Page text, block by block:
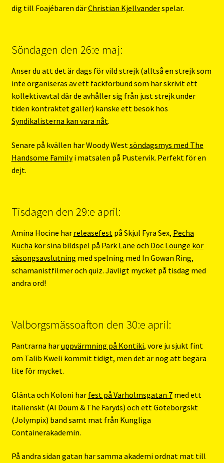
dig till Foajébaren därChristian Kjellvanderspelar.
Söndagen den 26:e maj:
Anser du att det är dags för vild strejk (alltså en strejk som
inte organiseras av ett fackförbund som har skrivit ett
kollektivavtal där de avhåller sig från just strejk under
tiden kontraktet gäller) kanske ett besök hos
Syndikalisterna kan vara nåt.
Senare på kvällen har Woody West söndagsmys med The
Handsome Familyi matsalen på Pustervik. Perfekt för en
dejt.
Tisdagen den 29:e april:
Amina Hocine har releasefest på Skjul Fyra Sex, Pecha
Kucha kör sina bildspel på Park Lane och Doc Lounge kör
säsongsavslutning med spelning med In Gowan Ring,
schamanistfilmer och quiz. Jävligt mycket på tisdag med
andra ord!
Valborgsmässoafton den 30:e april:
Pantrarna haruppvärmning på Kontiki, vore ju sjukt fint
om Talib Kweli kommit tidigt, men det är nog att begära
lite för mycket.
Glänta och Koloni har fest på Varholmsgatan 7med ett
italienskt (Al Doum & The Faryds) och ett Göteborgskt
(Jolympix) band samt mat från Kungliga
Containerakademin.
På andra sidan gatan har samma akademi ordnat mat till